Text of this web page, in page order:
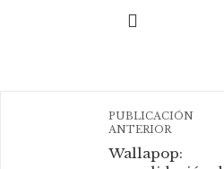
PUBLICACIÓN
ANTERIOR
Wallapop: